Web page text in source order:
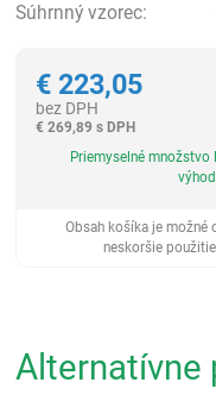
Súhrnný vzorec:
€ 223,05
bez DPH
€ 269,89 s DPH
Priemyselné množstvo
Obsah košíka je možné
neskoršie
Alternatívne